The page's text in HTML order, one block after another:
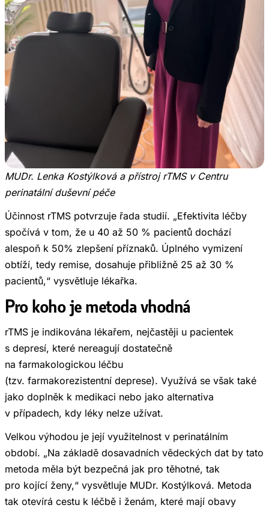
MUDr. Lenka Kostýlková a přístroj rTMS v Centru
perinatální duševní péče
Účinnost rTMS potvrzuje řada studií. „Efektivita léčby
spočívá v tom, že u 40 až 50 % pacientů dochází
alespoň k 50% zlepšení příznaků. Úplného vymizení
obtíží, tedy remise, dosahuje přibližně 25 až 30 %
pacientů,“ vysvětluje lékařka.
Pro koho je metoda vhodná
rTMS je indikována lékařem, nejčastěji u pacientek
s depresí, které nereagují dostatečně
na farmakologickou léčbu
(tzv. farmakorezistentní deprese). Využívá se však také
jako doplněk k medikaci nebo jako alternativa
v případech, kdy léky nelze užívat.
Velkou výhodou je její využitelnost v perinatálním
období. „Na základě dosavadních vědeckých dat by tato
metoda měla být bezpečná jak pro těhotné, tak
pro kojící ženy,“ vysvětluje MUDr. Kostýlková. Metoda
tak otevírá cestu k léčbě i ženám, které mají obavy